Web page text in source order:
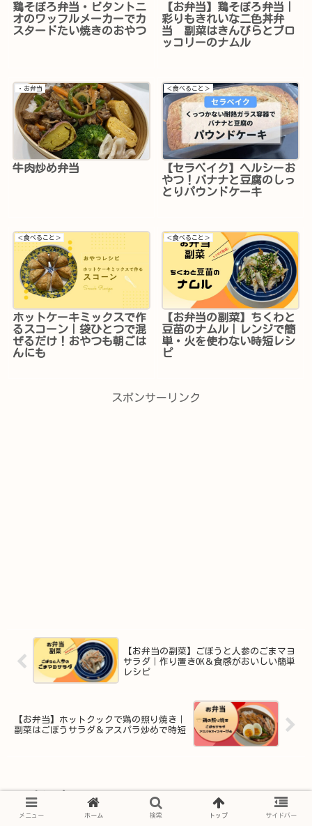
鶏そぼろ弁当・ビタントニ
オのワッフルメーカーでカ
スタードたい焼きのおやつ
【お弁当】鶏そぼろ弁当｜
彩りもきれいな二色丼弁
当 副菜はきんぴらとブロ
ッコリーのナムル
・お弁当
牛肉炒め弁当
＜食べること＞
【セラベイク】ヘルシーお
やつ！バナナと豆腐のしっ
とりパウンドケーキ
＜食べること＞
ホットケーキミックスで作
るスコーン｜袋ひとつで混
ぜるだけ！おやつも朝ごは
んにも
＜食べること＞
【お弁当の副菜】ちくわと
豆苗のナムル｜レンジで簡
単・火を使わない時短レシ
ピ
スポンサーリンク
【お弁当の副菜】ごぼうと人参のごまマヨ
サラダ｜作り置きOK＆食感がおいしい簡単
レシピ
【お弁当】ホットクックで鶏の照り焼き｜
副菜はごぼうサラダ＆アスパラ炒めで時短
コメント
メニュー ホーム 検索 トップ サイドバー